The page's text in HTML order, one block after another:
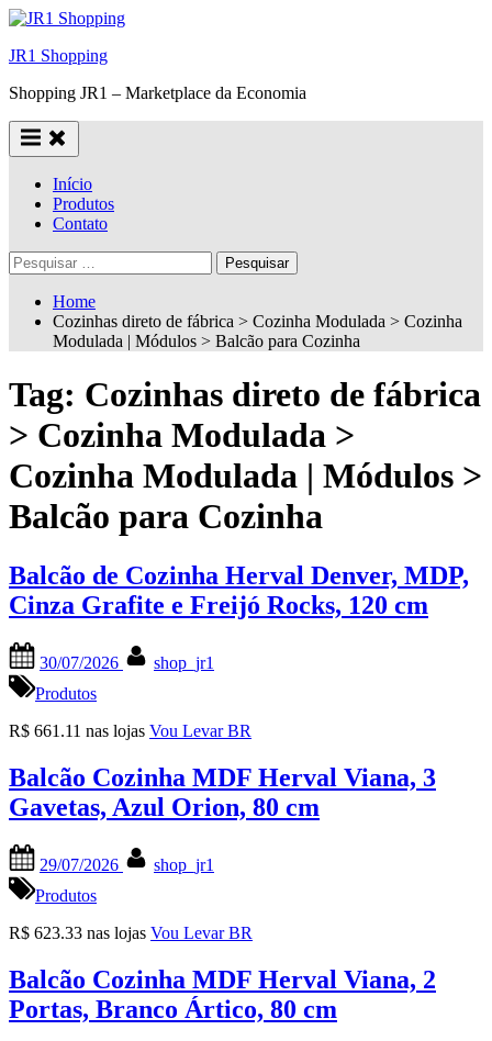
Skip
content
JR1 Shopping
Shopping JR1 – Marketplace da Economia
Início
Produtos
Contato
Pesquisar
por:
Home
Cozinhas direto de fábrica > Cozinha Modulada > Cozinha
Modulada | Módulos > Balcão para Cozinha
Tag: Cozinhas direto de fábrica
> Cozinha Modulada >
Cozinha Modulada | Módulos >
Balcão para Cozinha
Balcão de Cozinha Herval Denver, MDP,
Cinza Grafite e Freijó Rocks, 120 cm
on
30/07/2026
shop_jr1
Produtos
R$ 661.11 nas lojas Vou Levar BR
Balcão Cozinha MDF Herval Viana, 3
Gavetas, Azul Orion, 80 cm
on
29/07/2026
shop_jr1
Produtos
R$ 623.33 nas lojas Vou Levar BR
Balcão Cozinha MDF Herval Viana, 2
Portas, Branco Ártico, 80 cm